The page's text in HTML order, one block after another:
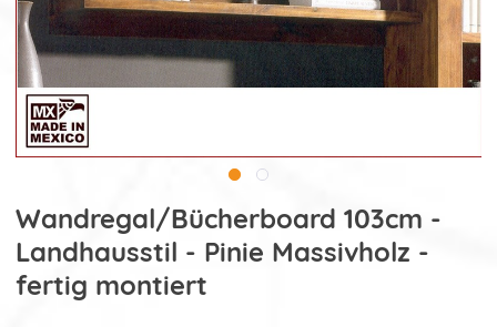
Wandregal/Bücherboard 103cm -
Landhausstil - Pinie Massivholz -
fertig montiert